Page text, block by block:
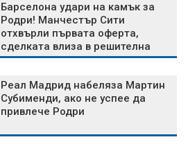
Барселона удари на камък за
Родри! Манчестър Сити
отхвърли първата оферта,
сделката влиза в решителна
фаза
Реал Мадрид набеляза Мартин
Субименди, ако не успее да
привлече Родри